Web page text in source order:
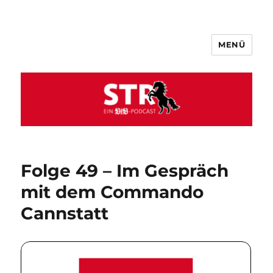
MENÜ
Folge 49 – Im Gespräch
mit dem Commando
Cannstatt